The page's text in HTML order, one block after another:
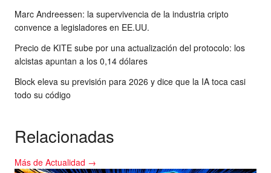
Marc Andreessen: la supervivencia de la industria cripto
convence a legisladores en EE.UU.
Precio de KITE sube por una actualización del protocolo: los
alcistas apuntan a los 0,14 dólares
Block eleva su previsión para 2026 y dice que la IA toca casi
todo su código
Relacionadas
Más de Actualidad →